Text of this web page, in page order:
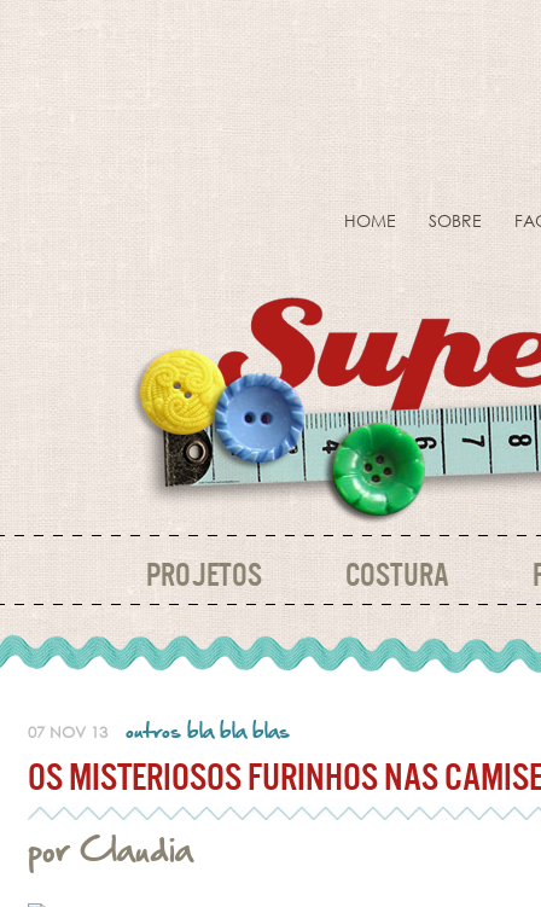
HOME SOBRE
PROJETOS COSTURA
07 NOV 13 outros bla bla blas
OS MISTERIOSOS FURINHOS NAS
porClaudia